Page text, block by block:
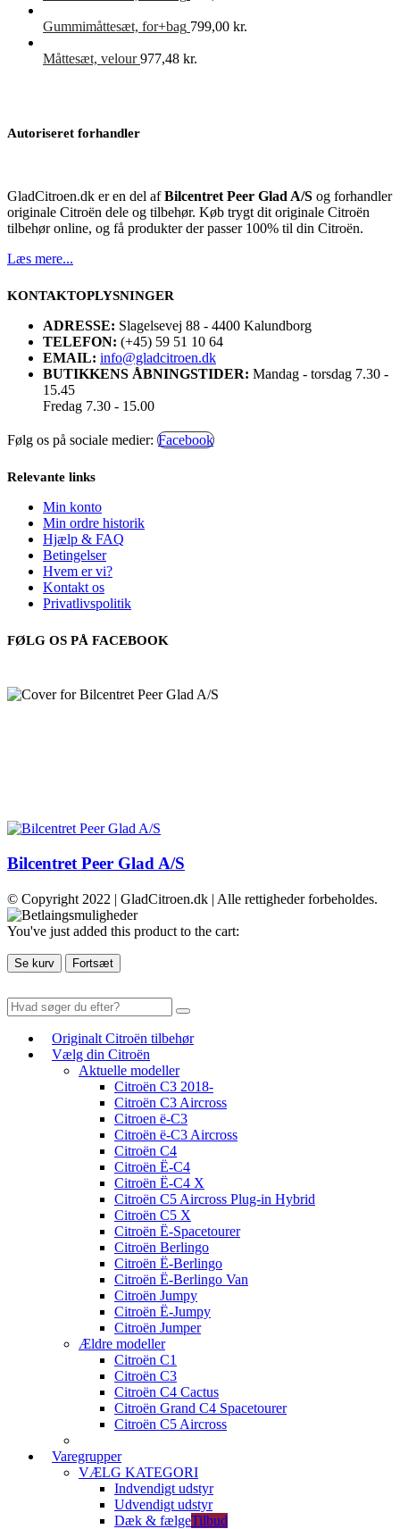
Gummimåttesæt, for+bag 799,00 kr.
Måttesæt, velour 977,48 kr.
Autoriseret forhandler
GladCitroen.dk er en del afBilcentret Peer Glad A/S og forhandler
originale Citroën dele og tilbehør. Køb trygt dit originale Citroën
tilbehør online, og få produkter der passer 100% til din Citroën.
Læs mere...
KONTAKTOPLYSNINGER
ADRESSE: Slagelsevej 88 - 4400 Kalundborg
TELEFON: (+45) 59 51 10 64
EMAIL: info@gladcitroen.dk
BUTIKKENS ÅBNINGSTIDER: Mandag - torsdag 7.30 -
15.45
Fredag 7.30 - 15.00
Følg os på sociale medier: Facebook
Relevante links
Min konto
Min ordre historik
Hjælp & FAQ
Betingelser
Hvem er vi?
Kontakt os
Privatlivspolitik
FØLG OS PÅ FACEBOOK
Bilcentret Peer Glad A/S
© Copyright 2022 | GladCitroen.dk | Alle rettigheder forbeholdes.
You've just added this product to the cart:
Se kurv Fortsæt
Originalt Citroën tilbehør
Vælg din Citroën
Aktuelle modeller
Citroën C3 2018-
Citroën C3 Aircross
Citroen ë-C3
Citroën ë-C3 Aircross
Citroën C4
Citroën Ë-C4
Citroën Ë-C4 X
Citroën C5 Aircross Plug-in Hybrid
Citroën C5 X
Citroën Ë-Spacetourer
Citroën Berlingo
Citroën Ë-Berlingo
Citroën Ë-Berlingo Van
Citroën Jumpy
Citroën Ë-Jumpy
Citroën Jumper
Ældre modeller
Citroën C1
Citroën C3
Citroën C4 Cactus
Citroën Grand C4 Spacetourer
Citroën C5 Aircross
Varegrupper
VÆLG KATEGORI
Indvendigt udstyr
Udvendigt udstyr
Dæk & fælgeTilbud